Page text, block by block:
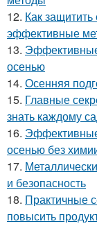
12. Как
эффективные
13.
осенью
14. Осенняя
15. Главные
знать каждому
16.
осенью без
17.
и безопасность
18. Практичные
повысить